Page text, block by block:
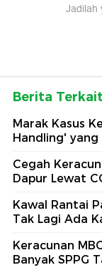
Jadilah
Berita Terkait
Marak Kasus
Handling'
Cegah
Dapur Lewat
Kawal Rantai
Tak Lagi Ada
Keracunan
Banyak SPPG